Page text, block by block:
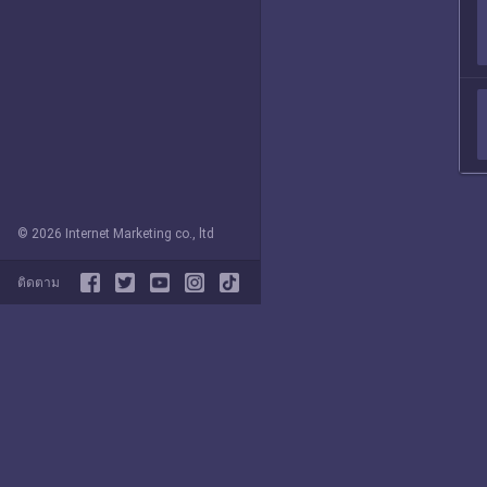
© 2026 Internet Marketing co., ltd
ติดตาม